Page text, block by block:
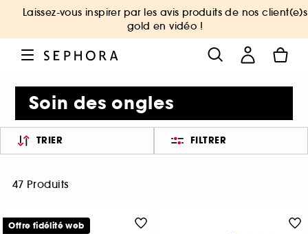
Laissez-vous inspirer par les avis produits de nos client(e)s
gold en vidéo !
Soin des ongles
TRIER FILTRER
47 Produits
Offre fidélité web